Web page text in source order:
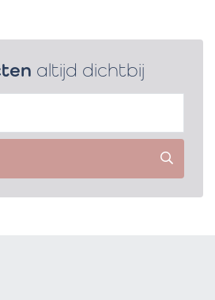
altijd dichtbij